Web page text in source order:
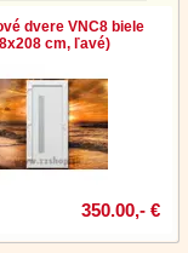
dvere VNC8 biele
cm, ľavé)
350.00,- €